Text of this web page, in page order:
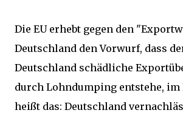
Die EU erhebt gegen den
Deutschland den Vorwurf, dass
Deutschland schädliche
durch Lohndumping entstehe, im
heißt das: Deutschland